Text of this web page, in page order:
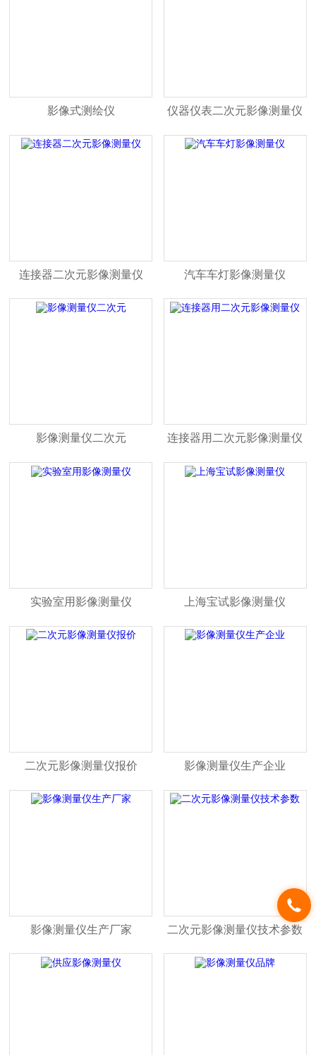
影像式测绘仪 仪器仪表二次元影像测量仪
连接器二次元影像测量仪 汽车车灯影像测量仪
影像测量仪二次元 连接器用二次元影像测量仪
实验室用影像测量仪 上海宝试影像测量仪
二次元影像测量仪报价 影像测量仪生产企业
影像测量仪生产厂家 二次元影像测量仪技术参数